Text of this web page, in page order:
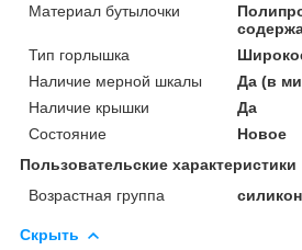
Материал бутылочки
Тип горлышка
Наличие мерной шкалы
Да (в
Наличие крышки
Да
Состояние
Новое
Пользовательские характеристики
Возрастная группа
силикон
Скрыть